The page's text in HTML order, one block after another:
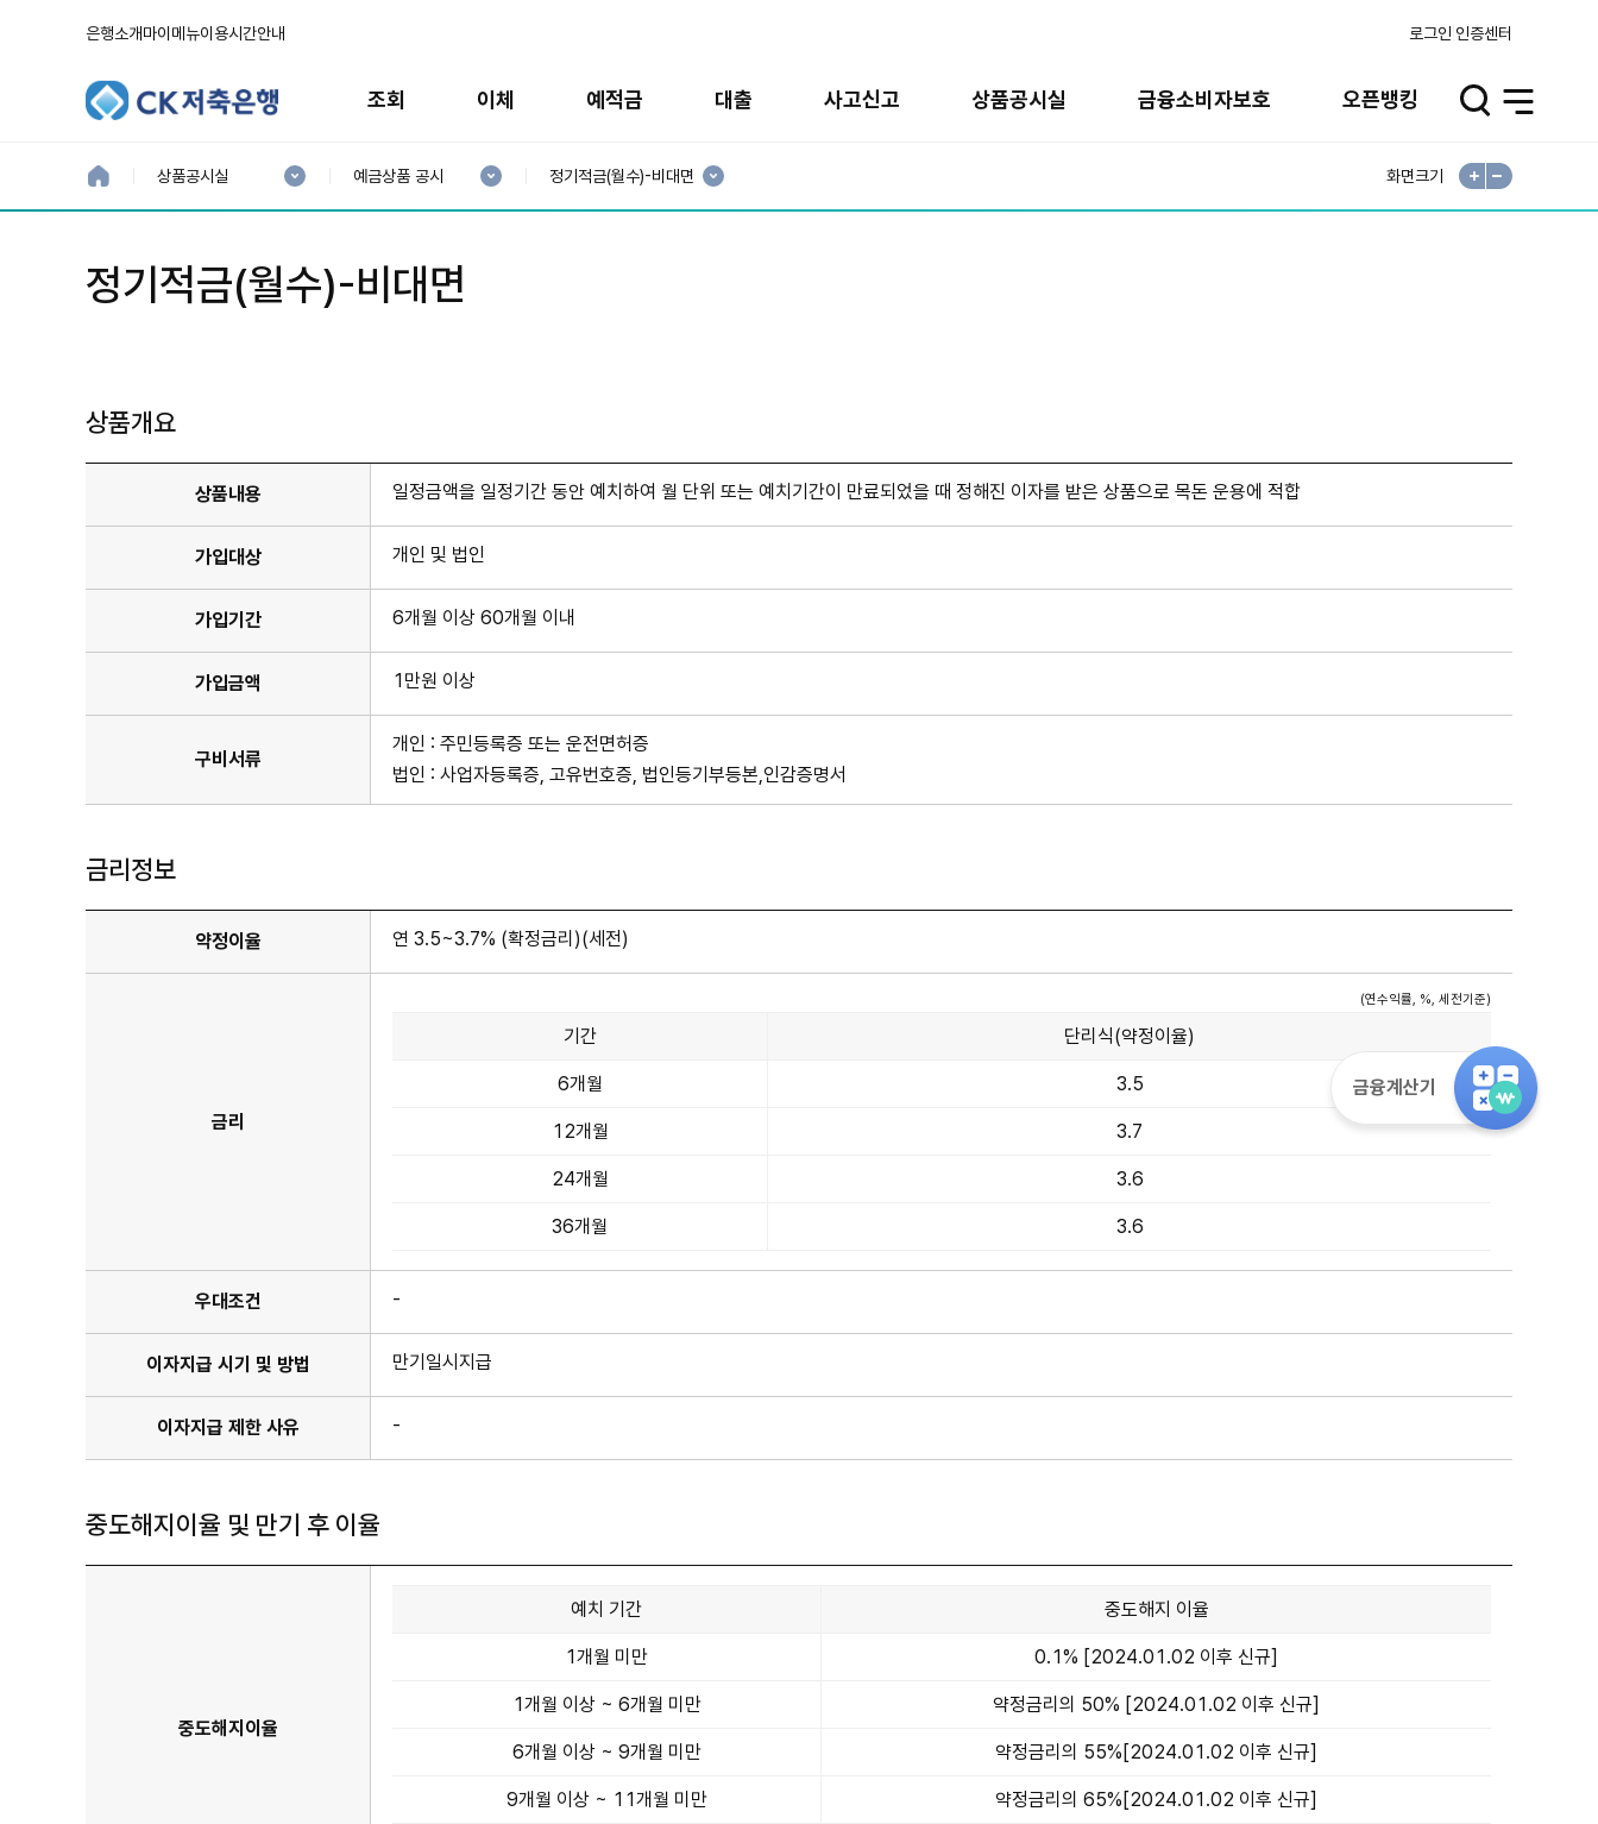
은행소개마이메뉴이용시간안내 로그인 인증센터
조회 이체 예적금 대출 사고신고 상품공시실 금융소비자보호 오픈뱅킹
검
색
전
체
홈
재
1
류
상품공시실
재
2
류
예금상품 공시
재
3
류
정기적금(월수)-비대면 화면크기
확
대
축
소
정기적금(월수)-비대면
상품개요
상품내용 일정금액을 일정기간 동안 예치하여 월 단위 또는 예치기간이 만료되었을 때 정해진 이자를 받은 상품으로 목돈 운용에 적합
가입대상 개인 및 법인
가입기간 6개월 이상 60개월 이내
가입금액 1만원 이상
구비서류
개인 : 주민등록증 또는 운전면허증
법인 : 사업자등록증, 고유번호증, 법인등기부등본,인감증명서
금리정보
약정이율 연 3.5~3.7% (확정금리)(세전)
금리
(연수익률, %, 세전기준)
이
율
목
이
있
습
다.
기간 단리식(약정이율)
6개월 3.5
12개월 3.7
24개월 3.6
36개월 3.6
우대조건 -
이자지급 시기 및 방법 만기일시지급
이자지급 제한 사유 -
중도해지이율 및 만기 후 이율
중도해지이율
예치 기간 중도해지 이율
1개월 미만 0.1% [2024.01.02 이후 신규]
1개월 이상 ~ 6개월 미만 약정금리의 50% [2024.01.02 이후 신규]
6개월 이상 ~ 9개월 미만 약정금리의 55%[2024.01.02 이후 신규]
9개월 이상 ~ 11개월 미만 약정금리의 65%[2024.01.02 이후 신규]
금융계산기